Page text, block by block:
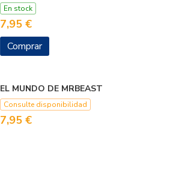
En stock
7,95 €
Comprar
EL MUNDO DE MRBEAST
Consulte disponibilidad
7,95 €